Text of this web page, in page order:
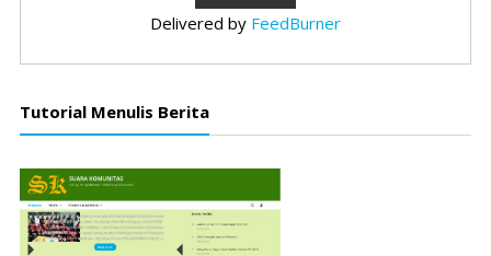
Delivered by FeedBurner
Tutorial Menulis Berita